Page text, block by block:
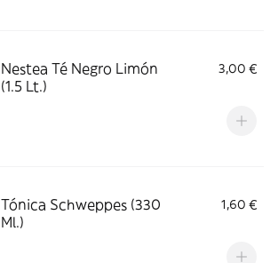
Nestea Té Negro Limón
(1.5 Lt.)
3,00 €
Tónica Schweppes (330
Ml.)
1,60 €